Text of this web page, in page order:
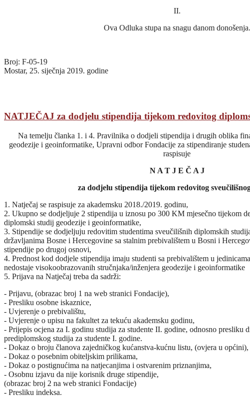
II.
Ova Odluka stupa na snagu danom donošenja.
Broj: F-05-19
Mostar, 25. siječnja 2019. godine
NATJEČAJ za dodjelu stipendija tijekom redovitog
Na temelju članka 1. i 4. Pravilnika o dodjeli stipendija i drugih oblika
geodezije i geoinformatike, Upravni odbor Fondacije za stipendiranje
raspisuje
N A T J E Č A J
za dodjelu stipendija tijekom redovitog
1. Natječaj se raspisuje za akademsku 2018./2019. godinu,
2. Ukupno se dodjeljuje 2 stipendija u iznosu po 300 KM mjesečno tijekom
diplomski studij geodezije i geoinformatike,
3. Stipendije se dodjeljuju redovitim studentima sveučilišnih diplomskih
državljanima Bosne i Hercegovine sa stalnim prebivalištem u Bosni i
stipendije po drugoj osnovi,
4. Prednost kod dodjele stipendija imaju studenti sa prebivalištem u
nedostaje visokoobrazovanih stručnjaka/inženjera geodezije i geoinformatike
5. Prijava na Natječaj treba da sadrži:
- Prijavu, (obrazac broj 1 na web stranici Fondacije),
- Presliku osobne iskaznice,
- Uvjerenje o prebivalištu,
- Uvjerenje o upisu na fakultet za tekuću akademsku godinu,
- Prijepis ocjena za I. godinu studija za studente II. godine, odnosno presliku
prediplomskog studija za studente I. godine.
- Dokaz o broju članova zajedničkog kućanstva-kućnu listu, (ovjera u općini),
- Dokaz o posebnim obiteljskim prilikama,
- Dokaz o postignućima na natjecanjima i ostvarenim priznanjima,
- Osobnu izjavu da nije korisnik druge stipendije,
(obrazac broj 2 na web stranici Fondacije)
- Presliku indeksa.